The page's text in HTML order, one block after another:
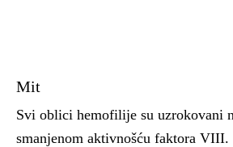
Mit
Svi oblici hemofilije su uzrokovani
smanjenom aktivnošću faktora VIII.